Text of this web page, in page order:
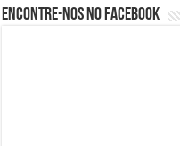
Encontre-nos no Facebook